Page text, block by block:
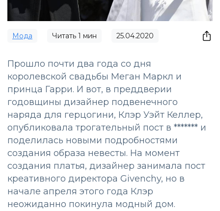
Мода Читать 1 мин 25.04.2020
Прошло почти два года со дня
королевской свадьбы Меган Маркл и
принца Гарри. И вот, в преддверии
годовщины дизайнер подвенечного
наряда для герцогини, Клэр Уэйт Келлер,
опубликовала трогательный пост в ******* и
поделилась новыми подробностями
создания образа невесты. На момент
создания платья, дизайнер занимала пост
креативного директора Givenchy, но в
начале апреля этого года Клэр
неожиданно покинула модный дом.